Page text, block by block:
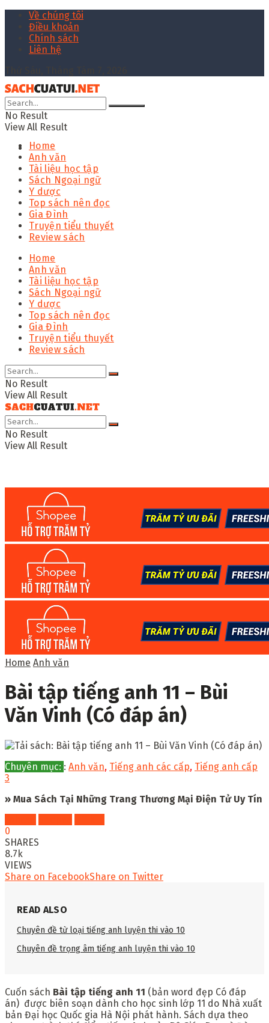
Về chúng tôi
Điều khoản
Chính sách
Liên hệ
No Result
View All Result
Home
Anh văn
Tài liệu học tập
Sách Ngoại ngữ
Y dược
Top sách nên đọc
Gia Đình
Truyện tiểu thuyết
Review sách
Home
Anh văn
Tài liệu học tập
Sách Ngoại ngữ
Y dược
Top sách nên đọc
Gia Đình
Truyện tiểu thuyết
Review sách
No Result
View All Result
No Result
View All Result
Home Anh văn
Bài tập tiếng anh 11 – Bùi
Văn Vinh (Có đáp án)
Chuyên mục: : Anh văn, Tiếng anh các cấp, Tiếng anh cấp
3
» Mua Sách Tại Những Trang Thương Mại Điện Tử Uy Tín
0
SHARES
8.7k
VIEWS
Share on FacebookShare on Twitter
READ ALSO
Chuyên đề từ loại tiếng anh luyện thi vào 10
Chuyên đề trọng âm tiếng anh luyện thi vào 10
Cuốn sách Bài tập tiếng anh 11 (bản word đẹp Có đáp
án) được biên soạn dành cho học sinh lớp 11 do Nhà xuất
bản Đại học Quốc gia Hà Nội phát hành. Sách dựa theo